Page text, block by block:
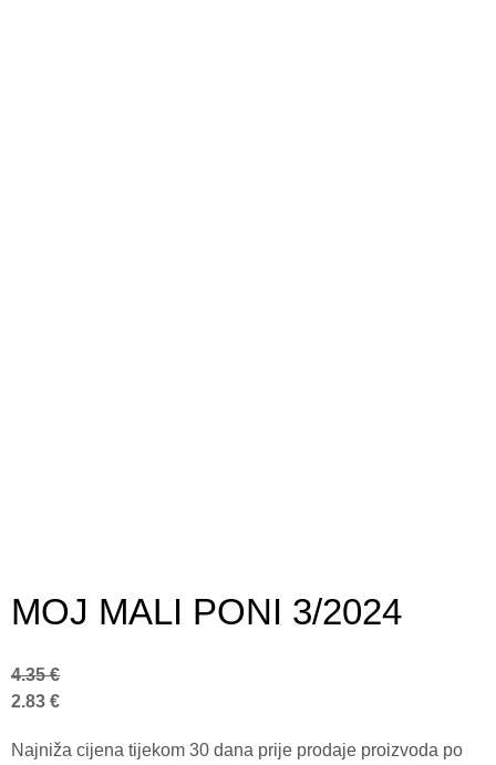
MOJ MALI PONI 3/2024
2.83 €
4.35€
Najniža cijena tijekom 30 dana prije prodaje proizvoda po